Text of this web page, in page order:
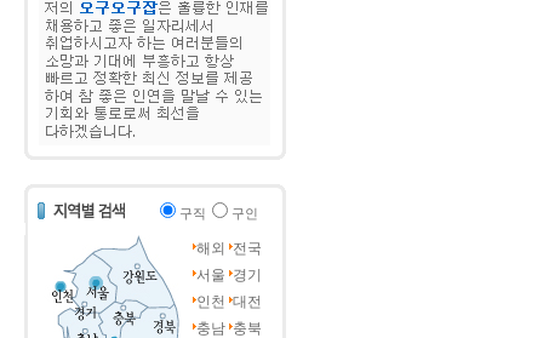
구직 구인
해외
전국
서울 경기
인천 대전
충남 충북